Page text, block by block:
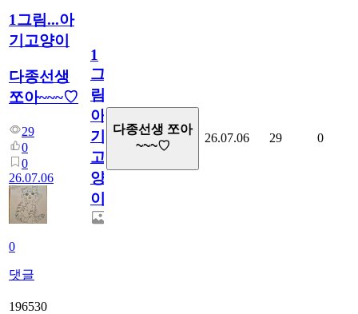
1그림...아
기고양이
다종선생
쪼아~~~♡
29
0
0
26.07.06
0
댓글
1
그
림...
아
기
고
양
이
다종선생 쪼아
~~~♡
26.07.06 29 0
196530